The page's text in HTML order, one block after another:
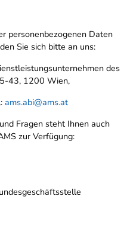
personenbezogenen Daten
Sie sich bitte an uns:
des
43, 1200 Wien,
ams.abi@ams.at
Fragen steht Ihnen auch
zur Verfügung: